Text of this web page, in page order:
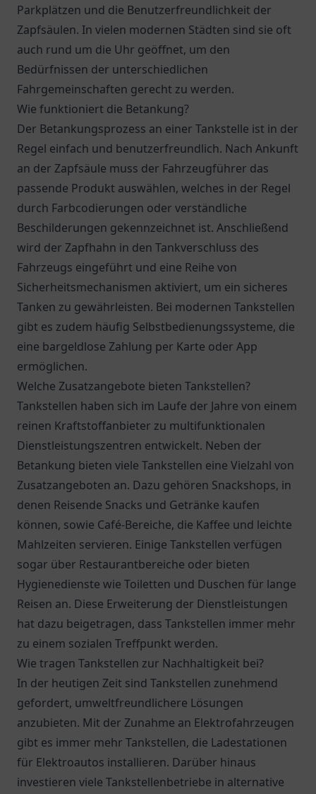
Parkplätzen und die Benutzerfreundlichkeit der
Zapfsäulen. In vielen modernen Städten sind sie oft
auch rund um die Uhr geöffnet, um den
Bedürfnissen der unterschiedlichen
Fahrgemeinschaften gerecht zu werden.
Wie funktioniert die Betankung?
Der Betankungsprozess an einer Tankstelle ist in der
Regel einfach und benutzerfreundlich. Nach Ankunft
an der Zapfsäule muss der Fahrzeugführer das
passende Produkt auswählen, welches in der Regel
durch Farbcodierungen oder verständliche
Beschilderungen gekennzeichnet ist. Anschließend
wird der Zapfhahn in den Tankverschluss des
Fahrzeugs eingeführt und eine Reihe von
Sicherheitsmechanismen aktiviert, um ein sicheres
Tanken zu gewährleisten. Bei modernen Tankstellen
gibt es zudem häufig Selbstbedienungssysteme, die
eine bargeldlose Zahlung per Karte oder App
ermöglichen.
Welche Zusatzangebote bieten Tankstellen?
Tankstellen haben sich im Laufe der Jahre von einem
reinen Kraftstoffanbieter zu multifunktionalen
Dienstleistungszentren entwickelt. Neben der
Betankung bieten viele Tankstellen eine Vielzahl von
Zusatzangeboten an. Dazu gehören Snackshops, in
denen Reisende Snacks und Getränke kaufen
können, sowie Café-Bereiche, die Kaffee und leichte
Mahlzeiten servieren. Einige Tankstellen verfügen
sogar über Restaurantbereiche oder bieten
Hygienedienste wie Toiletten und Duschen für lange
Reisen an. Diese Erweiterung der Dienstleistungen
hat dazu beigetragen, dass Tankstellen immer mehr
zu einem sozialen Treffpunkt werden.
Wie tragen Tankstellen zur Nachhaltigkeit bei?
In der heutigen Zeit sind Tankstellen zunehmend
gefordert, umweltfreundlichere Lösungen
anzubieten. Mit der Zunahme an Elektrofahrzeugen
gibt es immer mehr Tankstellen, die Ladestationen
für Elektroautos installieren. Darüber hinaus
investieren viele Tankstellenbetriebe in alternative